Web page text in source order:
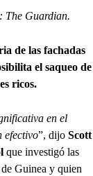
The Guardian.
de las fachadas
el saqueo de
ricos.
en el
efectivo”, dijo Scott
que investigó las
Guinea y quien